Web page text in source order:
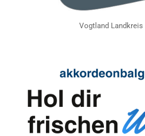
Vogtland Landkreis